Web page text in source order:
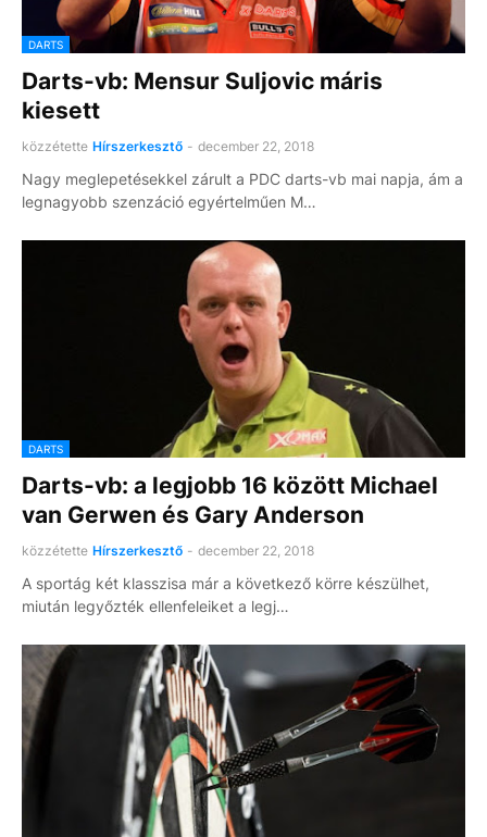
DARTS
Darts-vb: Mensur Suljovic máris
kiesett
közzétette Hírszerkesztő - december 22, 2018
Nagy meglepetésekkel zárult a PDC darts-vb mai napja, ám a
legnagyobb szenzáció egyértelműen M…
DARTS
Darts-vb: a legjobb 16 között Michael
van Gerwen és Gary Anderson
közzétette Hírszerkesztő - december 22, 2018
A sportág két klasszisa már a következő körre készülhet,
miután legyőzték ellenfeleiket a legj…